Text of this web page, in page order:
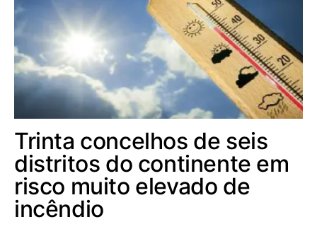
Trinta concelhos de seis
distritos do continente em
risco muito elevado de
incêndio